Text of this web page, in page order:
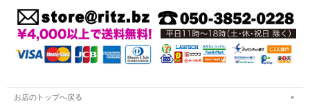
お店のトップへ戻る